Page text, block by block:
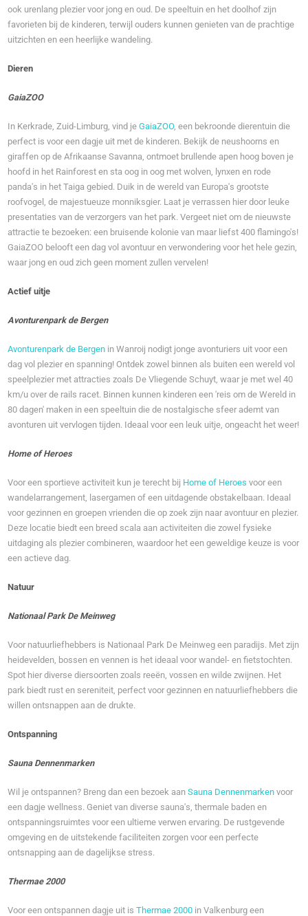
ook urenlang plezier voor jong en oud. De speeltuin en het doolhof zijn
favorieten bij de kinderen, terwijl ouders kunnen genieten van de prachtige
uitzichten en een heerlijke wandeling.
Dieren
GaiaZOO
In Kerkrade, Zuid-Limburg, vind jeGaiaZOO, een bekroonde dierentuin die
perfect is voor een dagje uit met de kinderen. Bekijk de neushoorns en
giraffen op de Afrikaanse Savanna, ontmoet brullende apen hoog boven je
hoofd in het Rainforest en sta oog in oog met wolven, lynxen en rode
panda's in het Taiga gebied. Duik in de wereld van Europa's grootste
roofvogel, de majestueuze monniksgier. Laat je verrassen hier door leuke
presentaties van de verzorgers van het park. Vergeet niet om de nieuwste
attractie te bezoeken: een bruisende kolonie van maar liefst 400 flamingo's!
GaiaZOO belooft een dag vol avontuur en verwondering voor het hele gezin,
waar jong en oud zich geen moment zullen vervelen!
Actief uitje
Avonturenpark de Bergen
Avonturenpark de Bergen in Wanroij nodigt jonge avonturiers uit voor een
dag vol plezier en spanning! Ontdek zowel binnen als buiten een wereld vol
speelplezier met attracties zoals De Vliegende Schuyt, waar je met wel 40
km/u over de rails racet. Binnen kunnen kinderen een 'reis om de Wereld in
80 dagen' maken in een speeltuin die de nostalgische sfeer ademt van
avonturen uit vervlogen tijden. Ideaal voor een leuk uitje, ongeacht het weer!
Home of Heroes
Voor een sportieve activiteit kun je terecht bij Home of Heroes voor een
wandelarrangement, lasergamen of een uitdagende obstakelbaan. Ideaal
voor gezinnen en groepen vrienden die op zoek zijn naar avontuur en plezier.
Deze locatie biedt een breed scala aan activiteiten die zowel fysieke
uitdaging als plezier combineren, waardoor het een geweldige keuze is voor
een actieve dag.
Natuur
Nationaal Park De Meinweg
Voor natuurliefhebbers is Nationaal Park De Meinweg een paradijs. Met zijn
heidevelden, bossen en vennen is het ideaal voor wandel- en fietstochten.
Spot hier diverse diersoorten zoals reeën, vossen en wilde zwijnen. Het
park biedt rust en sereniteit, perfect voor gezinnen en natuurliefhebbers die
willen ontsnappen aan de drukte.
Ontspanning
Sauna Dennenmarken
Wil je ontspannen? Breng dan een bezoek aanSauna Dennenmarken voor
een dagje wellness. Geniet van diverse sauna's, thermale baden en
ontspanningsruimtes voor een ultieme verwen ervaring. De rustgevende
omgeving en de uitstekende faciliteiten zorgen voor een perfecte
ontsnapping aan de dagelijkse stress.
Thermae 2000
Voor een ontspannen dagje uit isThermae 2000 in Valkenburg een